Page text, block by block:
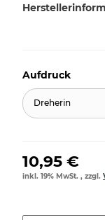
Aufdruck
Dreherin
10,95 €
inkl. 19% MwSt. , zzgl.